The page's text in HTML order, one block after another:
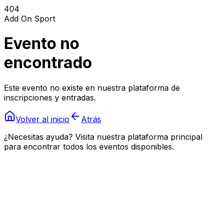
404
Add On Sport
Evento no
encontrado
Este evento no existe en nuestra plataforma de
inscripciones y entradas.
Volver al inicio
Atrás
¿Necesitas ayuda? Visita nuestra plataforma principal
para encontrar todos los eventos disponibles.